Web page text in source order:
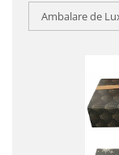
Ambalare de